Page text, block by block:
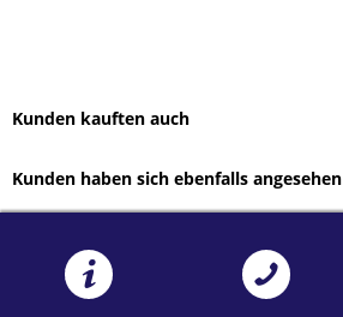
Kunden kauften auch
Kunden haben sich ebenfalls angesehen